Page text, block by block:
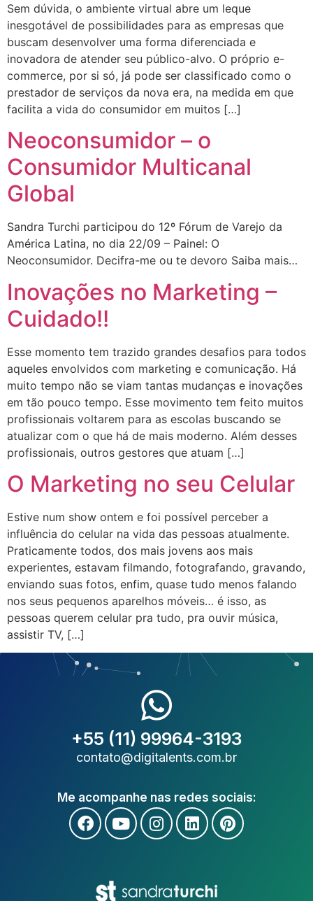
Sem dúvida, o ambiente virtual abre um leque
inesgotável de possibilidades para as empresas que
buscam desenvolver uma forma diferenciada e
inovadora de atender seu público-alvo. O próprio e-
commerce, por si só, já pode ser classificado como o
prestador de serviços da nova era, na medida em que
facilita a vida do consumidor em muitos […]
Neoconsumidor – o
Consumidor Multicanal
Global
Sandra Turchi participou do 12º Fórum de Varejo da
América Latina, no dia 22/09 – Painel: O
Neoconsumidor. Decifra-me ou te devoro Saiba mais…
Inovações no Marketing –
Cuidado!!
Esse momento tem trazido grandes desafios para todos
aqueles envolvidos com marketing e comunicação. Há
muito tempo não se viam tantas mudanças e inovações
em tão pouco tempo. Esse movimento tem feito muitos
profissionais voltarem para as escolas buscando se
atualizar com o que há de mais moderno. Além desses
profissionais, outros gestores que atuam […]
O Marketing no seu Celular
Estive num show ontem e foi possível perceber a
influência do celular na vida das pessoas atualmente.
Praticamente todos, dos mais jovens aos mais
experientes, estavam filmando, fotografando, gravando,
enviando suas fotos, enfim, quase tudo menos falando
nos seus pequenos aparelhos móveis… é isso, as
pessoas querem celular pra tudo, pra ouvir música,
assistir TV, […]
+55 (11) 99964-3193
contato@digitalents.com.br
Me acompanhe nas redes sociais: